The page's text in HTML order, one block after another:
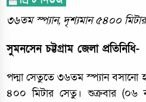
৩৬তম স্প্যান, দৃশ্যমান ৫৪০০
সুমনসেন চট্টগ্রাম জেলা প্রতিনিধি-
পদ্মা সেতুতে ৩৬তম স্প্যান বসানো
৪০০ মিটার সেতু। শুক্রবার (০৬